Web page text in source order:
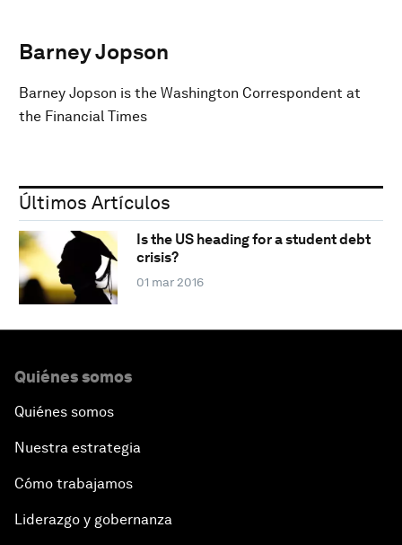
Barney Jopson
Barney Jopson is the Washington Correspondent at
the Financial Times
Últimos Artículos
Is the US heading for a student debt
crisis?
01 mar 2016
Quiénes somos
Quiénes somos
Nuestra estrategia
Cómo trabajamos
Liderazgo y gobernanza